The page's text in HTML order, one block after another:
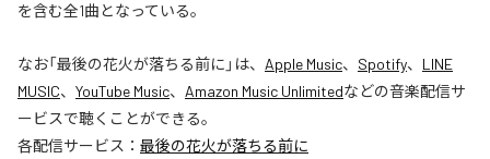
を含む全1曲となっている。
なお「最後の花火が落ちる前に 」は、 Apple Music、 Spotify、 LINE
MUSIC、 YouTube Music、 Amazon Music Unlimitedなどの音楽配信サ
ービスで聴くことができる。
各配信サービス： 最後の花火が落ちる前に